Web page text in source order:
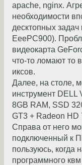
apache, nginx.
необходимости
десктопных
EeePC900).
видеокарта
что-то ломают то
иксов.
Далее, на столе,
инструмент DELL
8GB RAM, SSD
GT3 + Radeon HD
Справа от него
подключенный к
пользуюсь, когда
программного квм